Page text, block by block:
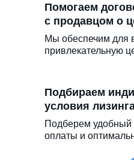
Подбираем
условия
Подберем удобный
оплаты и
Помогаем
с продавцом о
Мы обеспечим для
привлекательную